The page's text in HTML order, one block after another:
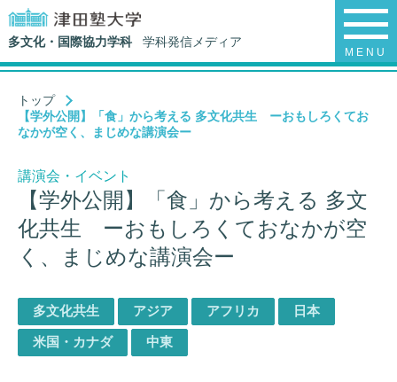
多文化・国際協力学科 学科発信メディア
MENU
トップ
【学外公開】「食」から考える 多文化共生 ーおもしろくてお
なかが空く、まじめな講演会ー
講演会・イベント
【学外公開】「食」から考える 多文
化共生 ーおもしろくておなかが空
く、まじめな講演会ー
多文化共生 アジア アフリカ 日本
米国・カナダ 中東